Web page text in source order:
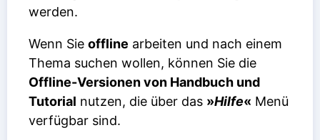
werden.
Wenn Sie offline arbeiten und nach einem
Thema suchen wollen, können Sie die
Offline-Versionen von Handbuch und
Tutorial nutzen, die über das »Hilfe« Menü
verfügbar sind.